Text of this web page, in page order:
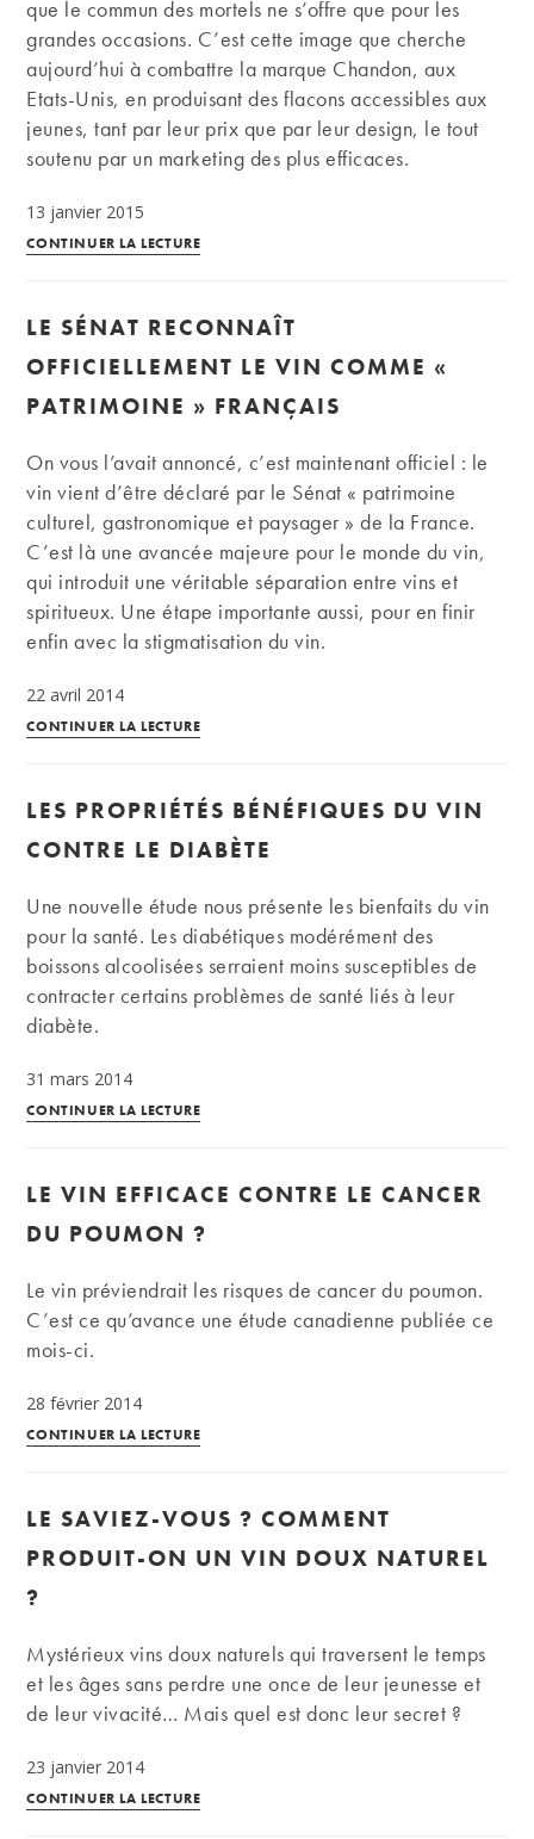
que le commun des mortels ne s’offre que pour les
grandes occasions. C’est cette image que cherche
aujourd’hui à combattre la marque Chandon, aux
Etats-Unis, en produisant des flacons accessibles aux
jeunes, tant par leur prix que par leur design, le tout
soutenu par un marketing des plus efficaces.
13 janvier 2015
CONTINUER LA LECTUREL’autre
»
:
américain
Chandon
LE SÉNAT RECONNAÎT
OFFICIELLEMENT LE VIN COMME «
PATRIMOINE » FRANÇAIS
On vous l’avait annoncé, c’est maintenant officiel : le
vin vient d’être déclaré par le Sénat « patrimoine
culturel, gastronomique et paysager » de la France.
C’est là une avancée majeure pour le monde du vin,
qui introduit une véritable séparation entre vins et
spiritueux. Une étape importante aussi, pour en finir
enfin avec la stigmatisation du vin.
22 avril 2014
CONTINUER LA LECTURELe
officiellement
le
comme
«
patrimoine
»
LES PROPRIÉTÉS BÉNÉFIQUES DU VIN
CONTRE LE DIABÈTE
Une nouvelle étude nous présente les bienfaits du vin
pour la santé. Les diabétiques modérément des
boissons alcoolisées serraient moins susceptibles de
contracter certains problèmes de santé liés à leur
diabète.
31 mars 2014
CONTINUER LA LECTURELes
du
vin
le
diabète
LE VIN EFFICACE CONTRE LE CANCER
DU POUMON ?
Le vin préviendrait les risques de cancer du poumon.
C’est ce qu’avance une étude canadienne publiée ce
mois-ci.
28 février 2014
CONTINUER LA LECTURELe
contre
le
?
LE SAVIEZ-VOUS ? COMMENT
PRODUIT-ON UN VIN DOUX NATUREL
?
Mystérieux vins doux naturels qui traversent le temps
et les âges sans perdre une once de leur jeunesse et
de leur vivacité… Mais quel est donc leur secret ?
23 janvier 2014
CONTINUER LA LECTURELe